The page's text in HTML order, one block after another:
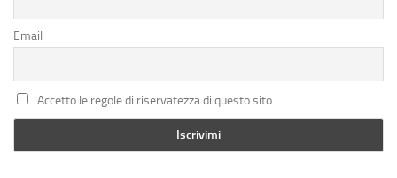
Email
Accetto le regole di riservatezza di questo sito